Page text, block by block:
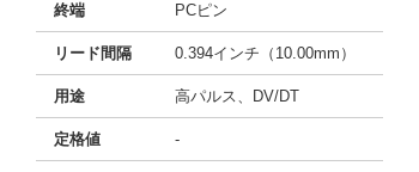
終端 PCピン
リード間隔 0.394インチ（10.00mm）
用途 高パルス、DV/DT
定格値 -